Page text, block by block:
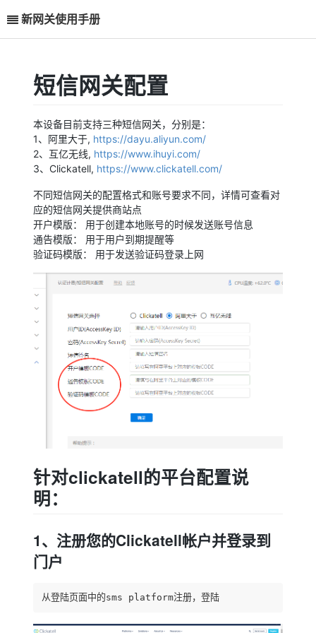
新网关使用手册
短信网关配置
本设备目前支持三种短信网关，分别是：
1、阿里大于, https://dayu.aliyun.com/
2、互亿无线, https://www.ihuyi.com/
3、Clickatell, https://www.clickatell.com/
不同短信网关的配置格式和账号要求不同，详情可查看对
应的短信网关提供商站点
开户模版： 用于创建本地账号的时候发送账号信息
通告模版： 用于用户到期提醒等
验证码模版： 用于发送验证码登录上网
针对clickatell的平台配置说
明：
1、注册您的Clickatell帐户并登录到
门户
从登陆页面中的sms platform注册，登陆